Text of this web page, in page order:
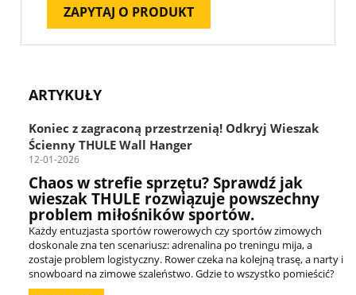
ZAPYTAJ O PRODUKT
ARTYKUŁY
Koniec z zagraconą przestrzenią! Odkryj Wieszak
Ścienny THULE Wall Hanger
12-01-2026
Chaos w strefie sprzętu? Sprawdź jak
wieszak THULE rozwiązuje powszechny
problem miłośników sportów.
Każdy entuzjasta sportów rowerowych czy sportów zimowych
doskonale zna ten scenariusz: adrenalina po treningu mija, a
zostaje problem logistyczny. Rower czeka na kolejną trasę, a narty i
snowboard na zimowe szaleństwo. Gdzie to wszystko pomieścić?